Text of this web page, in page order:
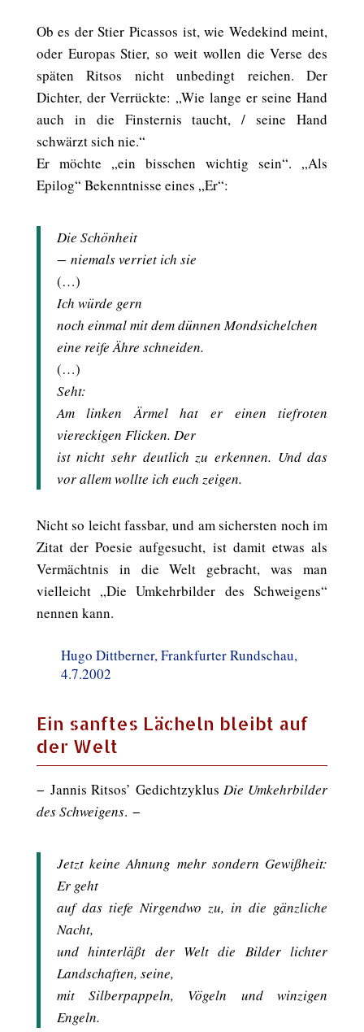
Ob es der Stier Picassos ist, wie Wedekind meint,
oder Europas Stier, so weit wollen die Verse des
späten Ritsos nicht unbedingt reichen. Der
Dichter, der Verrückte: „Wie lange er seine Hand
auch in die Finsternis taucht, / seine Hand
schwärzt sich nie.“
Er möchte „ein bisschen wichtig sein“. „Als
Epilog“ Bekenntnisse eines „Er“:
Die Schönheit
− niemals verriet ich sie
(…)
Ich würde gern
noch einmal mit dem dünnen Mondsichelchen
eine reife Ähre schneiden.
(…)
Seht:
Am linken Ärmel hat er einen tiefroten
viereckigen Flicken. Der
ist nicht sehr deutlich zu erkennen. Und das
vor allem wollte ich euch zeigen.
Nicht so leicht fassbar, und am sichersten noch im
Zitat der Poesie aufgesucht, ist damit etwas als
Vermächtnis in die Welt gebracht, was man
vielleicht „Die Umkehrbilder des Schweigens“
nennen kann.
Hugo Dittberner, Frankfurter Rundschau,
4.7.2002
Ein sanftes Lächeln bleibt auf
der Welt
− Jannis Ritsos’ Gedichtzyklus Die Umkehrbilder
des Schweigens. −
Jetzt keine Ahnung mehr sondern Gewißheit:
Er geht
auf das tiefe Nirgendwo zu, in die gänzliche
Nacht,
und hinterläßt der Welt die Bilder lichter
Landschaften, seine,
mit Silberpappeln, Vögeln und winzigen
Engeln.